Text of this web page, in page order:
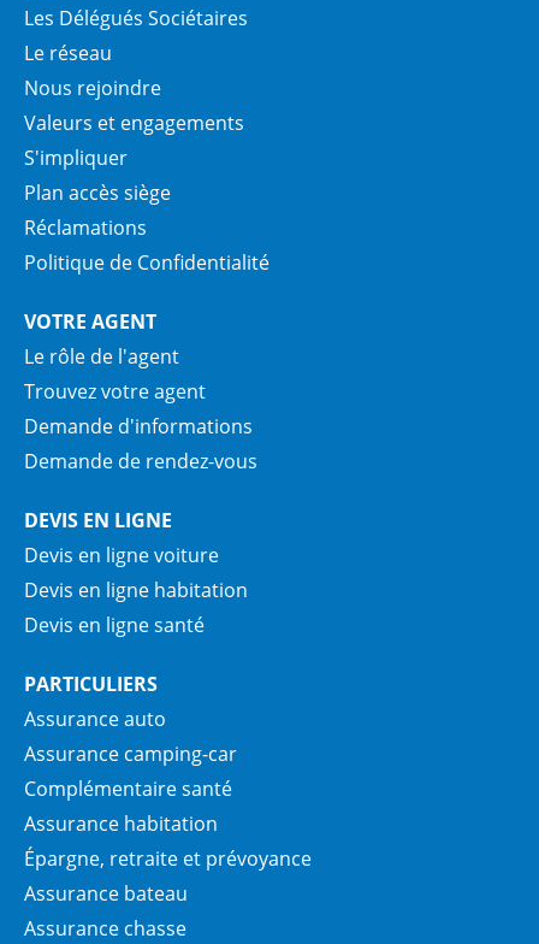
Les Délégués Sociétaires
Le réseau
Nous rejoindre
Valeurs et engagements
S'impliquer
Plan accès siège
Réclamations
Politique de Confidentialité
VOTRE AGENT
Le rôle de l'agent
Trouvez votre agent
Demande d'informations
Demande de rendez-vous
DEVIS EN LIGNE
Devis en ligne voiture
Devis en ligne habitation
Devis en ligne santé
PARTICULIERS
Assurance auto
Assurance camping-car
Complémentaire santé
Assurance habitation
Épargne, retraite et prévoyance
Assurance bateau
Assurance chasse